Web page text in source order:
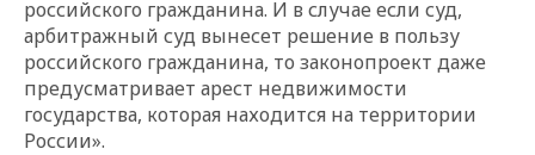
российского гражданина. И в случае если суд,
арбитражный суд вынесет решение в пользу
российского гражданина, то законопроект даже
предусматривает арест недвижимости
государства, которая находится на территории
России».